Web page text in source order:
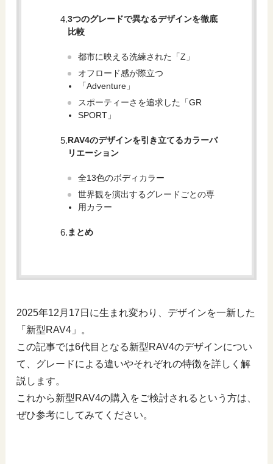
3つのグレードで異なるデザインを徹底
比較
都市に映える洗練された「Z」
オフロード感が際立つ
「Adventure」
スポーティーさを追求した「GR
SPORT」
RAV4のデザインを引き立てるカラーバ
リエーション
全13色のボディカラー
世界観を演出するグレードごとの専
用カラー
まとめ
2025年12月17日に生まれ変わり、デザインを一新した
「新型RAV4」。
この記事では6代目となる新型RAV4のデザインについ
て、グレードによる違いやそれぞれの特徴を詳しく解
説します。
これから新型RAV4の購入をご検討されるという方は、
ぜひ参考にしてみてください。